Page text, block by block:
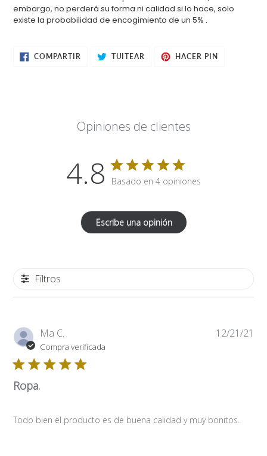
embargo, no perderá su forma ni calidad si lo hace, solo
existe la probabilidad de encogimiento de un 5% .
COMPARTIR COMPARTIR
EN
TUITEAR TUITEARHACER PINPINEAR
EN
Opiniones de clientes
4.8 Basado en 4 opiniones
Escribe una opinión
Filtros
Ma C.
Compra verificada
Ropa.
Todo bien el producto es de buena calidad y muy bonitos.
12/21/21